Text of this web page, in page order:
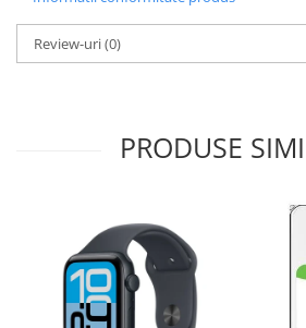
Review-uri(0)
PRODUSE